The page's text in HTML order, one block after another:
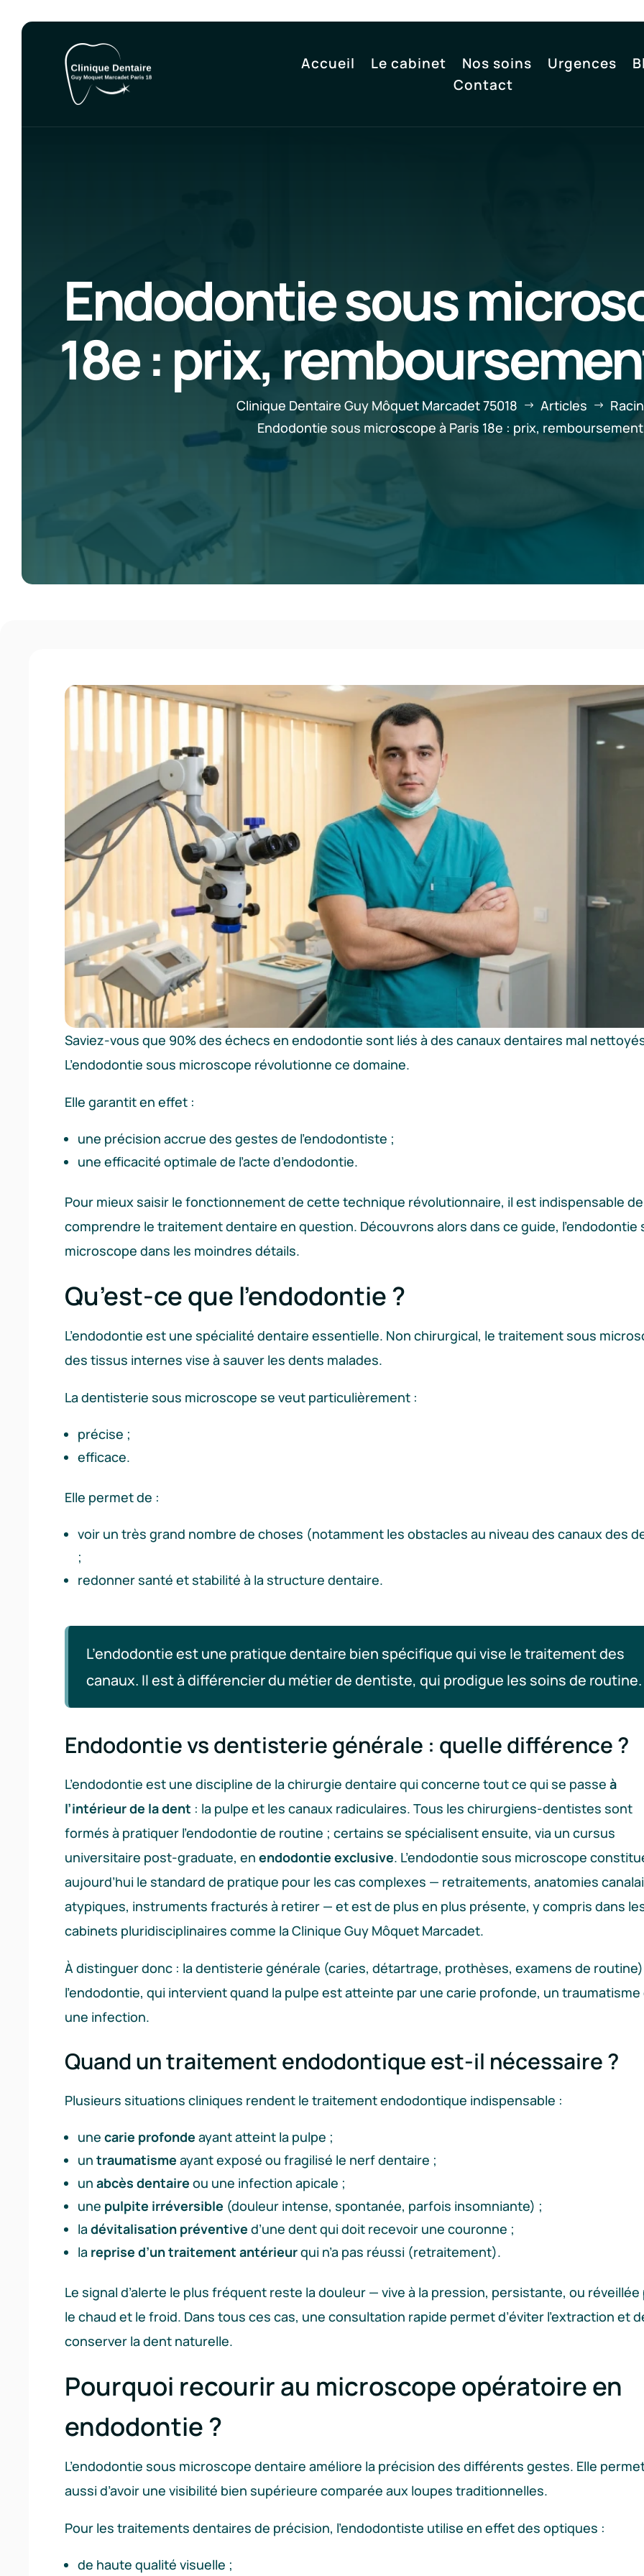
Accueil Le cabinet Nos soins Urgences
Contact
Endodontie sous
18e : prix,
Clinique Dentaire Guy Môquet Marcadet 75018 $ Articles $
Endodontie sous microscope à Paris 18e : prix,
Saviez-vous que 90% des échecs en endodontie sont liés à des canaux dentaires mal
L’endodontie sous microscope révolutionne ce domaine.
Elle garantit en effet :
une précision accrue des gestes de l’endodontiste ;
une efficacité optimale de l’acte d’endodontie.
Pour mieux saisir le fonctionnement de cette technique révolutionnaire, il est indispensable de
comprendre le traitement dentaire en question. Découvrons alors dans ce guide, l’endodontie
microscope dans les moindres détails.
Qu’est-ce que l’endodontie ?
L’endodontie est une spécialité dentaire essentielle. Non chirurgical, le traitement sous
des tissus internes vise à sauver les dents malades.
La dentisterie sous microscope se veut particulièrement :
précise ;
efficace.
Elle permet de :
voir un très grand nombre de choses (notamment les obstacles au niveau des canaux des
;
redonner santé et stabilité à la structure dentaire.
L’endodontie est une pratique dentaire bien spécifique qui vise le traitement des
canaux. Il est à différencier du métier de dentiste, qui prodigue les soins de routine.
Endodontie vs dentisterie générale : quelle différence ?
L’endodontie est une discipline de la chirurgie dentaire qui concerne tout ce qui se passe à
l’intérieur de la dent : la pulpe et les canaux radiculaires. Tous les chirurgiens-dentistes sont
formés à pratiquer l’endodontie de routine ; certains se spécialisent ensuite, via un cursus
universitaire post-graduate, en endodontie exclusive. L’endodontie sous microscope
aujourd’hui le standard de pratique pour les cas complexes — retraitements, anatomies
atypiques, instruments fracturés à retirer — et est de plus en plus présente, y compris dans
cabinets pluridisciplinaires comme la Clinique Guy Môquet Marcadet.
À distinguer donc : la dentisterie générale (caries, détartrage, prothèses, examens de
l’endodontie, qui intervient quand la pulpe est atteinte par une carie profonde, un traumatisme
une infection.
Quand un traitement endodontique est-il nécessaire ?
Plusieurs situations cliniques rendent le traitement endodontique indispensable :
une carie profonde ayant atteint la pulpe ;
un traumatisme ayant exposé ou fragilisé le nerf dentaire ;
un abcès dentaire ou une infection apicale ;
une pulpite irréversible (douleur intense, spontanée, parfois insomniante) ;
la dévitalisation préventive d’une dent qui doit recevoir une couronne ;
la reprise d’un traitement antérieurqui n’a pas réussi (retraitement).
Le signal d’alerte le plus fréquent reste la douleur — vive à la pression, persistante, ou réveillée
le chaud et le froid. Dans tous ces cas, une consultation rapide permet d’éviter l’extraction et
conserver la dent naturelle.
Pourquoi recourir au microscope opératoire en
endodontie ?
L’endodontie sous microscope dentaire améliore la précision des différents gestes. Elle
aussi d’avoir une visibilité bien supérieure comparée aux loupes traditionnelles.
Pour les traitements dentaires de précision, l’endodontiste utilise en effet des optiques :
de haute qualité visuelle ;